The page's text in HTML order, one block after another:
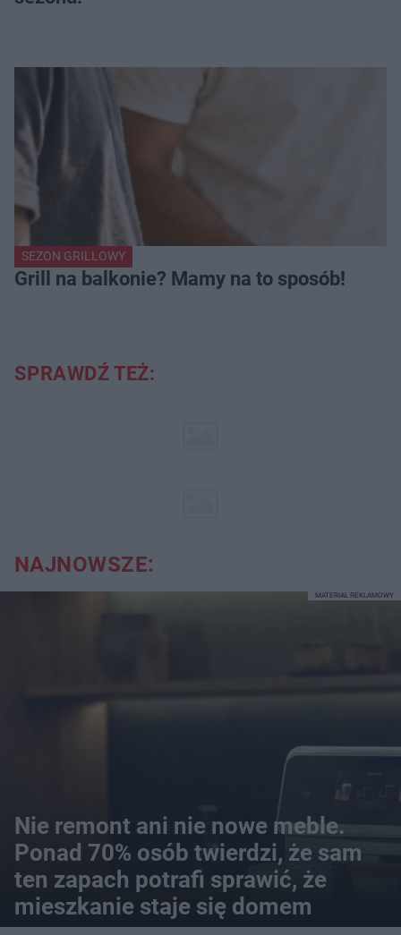
SEZON GRILLOWY
Grill na balkonie? Mamy na to sposób!
SPRAWDŹ TEŻ:
NAJNOWSZE:
Nie remont ani nie nowe meble.
Ponad 70% osób twierdzi, że sam
ten zapach potrafi sprawić, że
mieszkanie staje się domem
MATERIAŁ REKLAMOWY